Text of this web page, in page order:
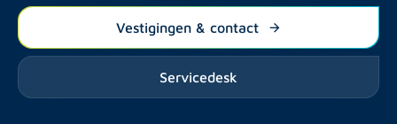
Vestigingen & contact
Servicedesk